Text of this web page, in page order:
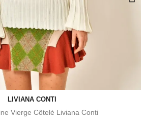
LIVIANA CONTI
Vierge Côtelé Liviana Conti